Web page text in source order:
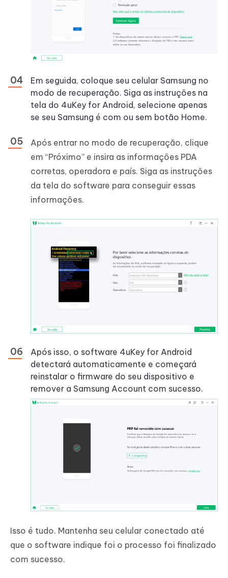
Em seguida, coloque seu celular Samsung no
modo de recuperação. Siga as instruções na
tela do 4uKey for Android, selecione apenas
se seu Samsung é com ou sem botão Home.
Após entrar no modo de recuperação, clique
em “Próximo” e insira as informações PDA
corretas, operadora e país. Siga as instruções
da tela do software para conseguir essas
informações.
Após isso, o software 4uKey for Android
detectará automaticamente e começará
reinstalar o firmware do seu dispositivo e
remover a Samsung Account com sucesso.
Isso é tudo. Mantenha seu celular conectado até
que o software indique foi o processo foi finalizado
com sucesso.